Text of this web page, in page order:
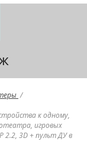
/
к одному,
игровых
2.2, 3D + пульт ДУ в